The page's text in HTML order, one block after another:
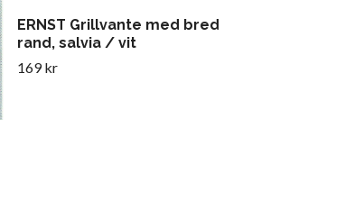
ERNST Grillvante med bred
rand, salvia / vit
169 kr